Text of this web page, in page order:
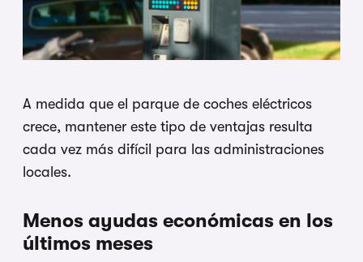
A medida que el parque de coches eléctricos
crece, mantener este tipo de ventajas resulta
cada vez más difícil para las administraciones
locales.
Menos ayudas económicas en los
últimos meses